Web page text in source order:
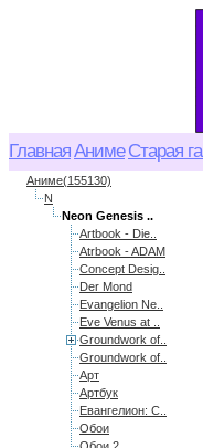
ГлавнаяАниме Старая
Аниме(155130)
N
Neon Genesis ..
Artbook - Die..
Atrbook - ADAM
Concept Desig..
Der Mond
Evangelion Ne..
Eve Venus at ..
Groundwork of..
Groundwork of..
Арт
Артбук
Евангелион: С..
Обои